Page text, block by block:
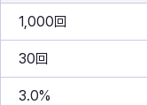
1,000回
30回
3.0%